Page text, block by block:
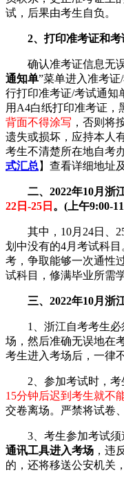
试，后果由考生自负。
2、打印准考证和
确认准考证信息无误
通知单”菜单进入准考
行打印准考证/考试通知
用A4白纸打印准考证，
背面不得涂写 ，否则将
遗失或损坏，应持本人
考生不清楚所在地自考
式汇总 】查看详细地址
二、2022年10月浙
22日-25日 。(上午9:00-
其中，10月24日、25
划中没有的4月考试科
考，争取能够一次通性
试科目，修满毕业所需学
三、2022年10月浙
1、浙江自考考生必
场，然后准确无误地在
考生进入考场后，一律
2、参加考试时，考
15分钟后迟到考生就不
交卷离场。严禁将试卷
3、考生参加考试须
通讯工具进入考场 ，违
的，还将移送公安机关